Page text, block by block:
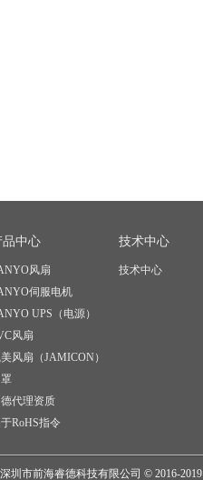
品中心
风扇
伺服电机
UPS（电源）
风扇
风扇（JAMICON）
代理资质
RoHS指令
技术中心
技术中心
圳市前海睿德科技有限公司 © 2016-2019